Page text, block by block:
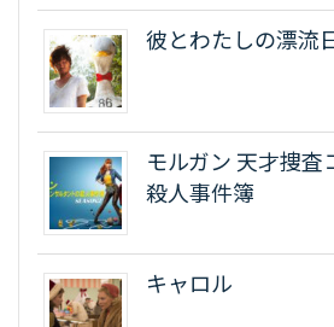
彼とわたしの漂流
モルガン 天才捜
殺人事件簿
キャロル